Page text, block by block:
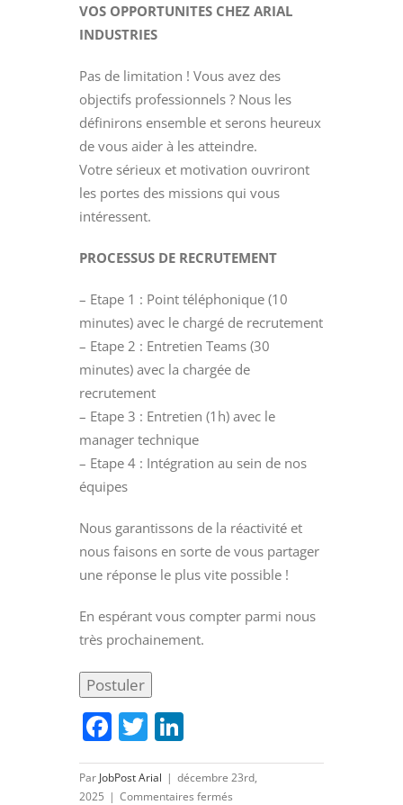
VOS OPPORTUNITES CHEZ ARIAL
INDUSTRIES
Pas de limitation ! Vous avez des
objectifs professionnels ? Nous les
définirons ensemble et serons heureux
de vous aider à les atteindre.
Votre sérieux et motivation ouvriront
les portes des missions qui vous
intéressent.
PROCESSUS DE RECRUTEMENT
– Etape 1 : Point téléphonique (10
minutes) avec le chargé de recrutement
– Etape 2 : Entretien Teams (30
minutes) avec la chargée de
recrutement
– Etape 3 : Entretien (1h) avec le
manager technique
– Etape 4 : Intégration au sein de nos
équipes
Nous garantissons de la réactivité et
nous faisons en sorte de vous partager
une réponse le plus vite possible !
En espérant vous compter parmi nous
très prochainement.
Facebook
Twitter
Par JobPost Arial | décembre 23rd,
2025 | Commentaires fermés